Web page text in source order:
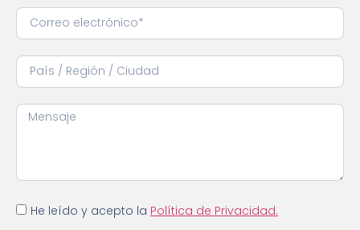
He leído y acepto la Política de Privacidad.